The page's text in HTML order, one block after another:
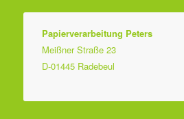
Papierverarbeitung Peters
Meißner Straße 23
D-01445 Radebeul